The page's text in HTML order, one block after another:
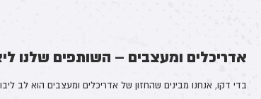
אדריכלים ומעצבים – השותפים שלנו
בדי דקו, אנחנו מבינים שהחזון של אדריכלים ומעצבים הוא לב